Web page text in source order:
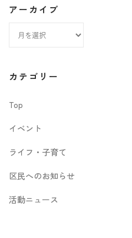
アーカイブ
カ
ブ
カテゴリー
Top
イベント
ライフ・子育て
区民へのお知らせ
活動ニュース